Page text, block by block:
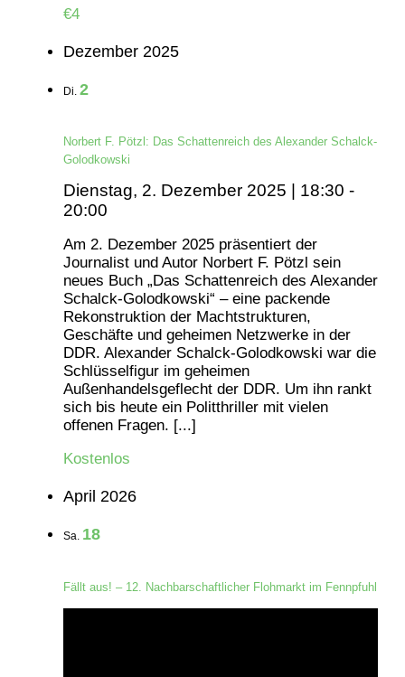
€4
Dezember 2025
Di. 2
Norbert F. Pötzl: Das Schattenreich des Alexander Schalck-
Golodkowski
Dienstag, 2. Dezember 2025 | 18:30 -
20:00
Am 2. Dezember 2025 präsentiert der
Journalist und Autor Norbert F. Pötzl sein
neues Buch „Das Schattenreich des Alexander
Schalck-Golodkowski“ – eine packende
Rekonstruktion der Machtstrukturen,
Geschäfte und geheimen Netzwerke in der
DDR. Alexander Schalck-Golodkowski war die
Schlüsselfigur im geheimen
Außenhandelsgeflecht der DDR. Um ihn rankt
sich bis heute ein Politthriller mit vielen
offenen Fragen. [...]
Kostenlos
April 2026
Sa. 18
Fällt aus! – 12. Nachbarschaftlicher Flohmarkt im Fennpfuhl